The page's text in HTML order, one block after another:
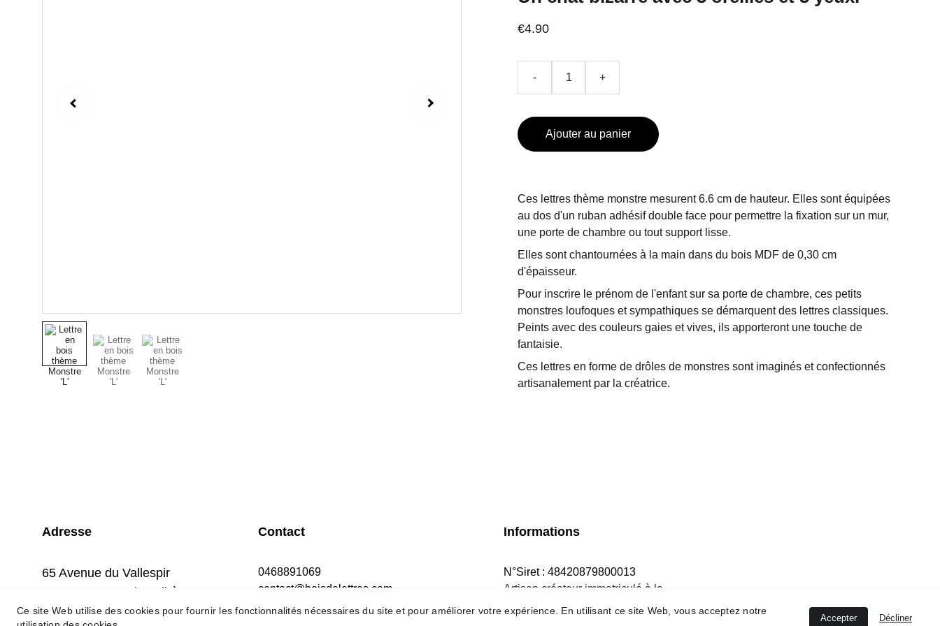
€4.90
- +
Ajouter au panier
Ces lettres thème monstre mesurent 6.6 cm de hauteur. Elles sont équipées
au dos d'un ruban adhésif double face pour permettre la fixation sur un mur,
une porte de chambre ou tout support lisse.
Elles sont chantournées à la main dans du bois MDF de 0,30 cm
d'épaisseur.
Pour inscrire le prénom de l'enfant sur sa porte de chambre, ces petits
monstres loufoques et sympathiques se démarquent des lettres classiques.
Peints avec des couleurs gaies et vives, ils apporteront une touche de
fantaisie.
Ces lettres en forme de drôles de monstres sont imaginés et confectionnés
artisanalement par la créatrice.
Adresse
65 Avenue du Vallespir
66740 Laroque des Albères
Contact
0468891069
contact@boisdelettres.com
Informations
N°Siret : 48420879800013
Artisan créateur immatriculé à la
chambre des métiers et de l’artisanat
Ce site Web utilise des cookies pour fournir les fonctionnalités nécessaires du site et pour améliorer votre expérience. En utilisant ce site Web, vous acceptez notre
Accepter Décliner